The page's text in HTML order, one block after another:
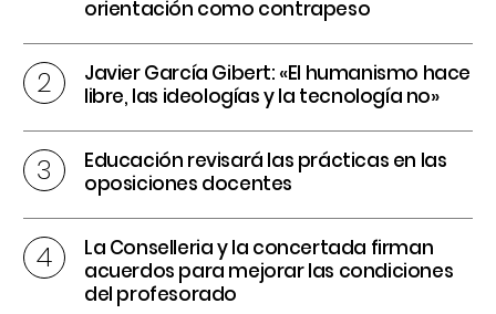
orientación como contrapeso
Javier García Gibert: «El humanismo hace
libre, las ideologías y la tecnología no»
Educación revisará las prácticas en las
oposiciones docentes
La Conselleria y la concertada firman
acuerdos para mejorar las condiciones
del profesorado